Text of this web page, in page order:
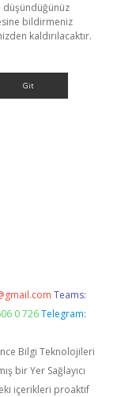
düşündüğünüz
bildirmeniz
kaldırılacaktır.
Teams:
0 726 Telegram:
Bilgi Teknolojileri
bir Yer Sağlayıcı
içerikleri proaktif